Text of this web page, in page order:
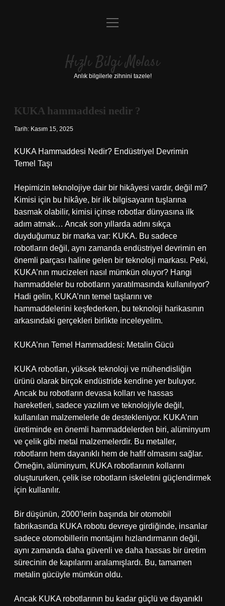
Anasayfa
Yasal Uyarı
menüyü
Hızlı Bilgi Molası
Anlık bilgilerle zihnini tazele!
KUKA hammaddesi nedir ?
Tarih: Kasım 15, 2025
KUKA Hammaddesi Nedir? Endüstriyel Devrimin
Temel Taşı
Hepimizin teknolojiye dair bir hikâyesi vardır, değil mi?
Kimisi için bu hikâye, bir ilk bilgisayarın tuşlarına
basmak olabilir, kimisi içinse robotlar dünyasına ilk
adım atmak… Ancak son yıllarda adını sıkça
duyduğumuz bir marka var: KUKA. Bu sadece
robotların değil, aynı zamanda endüstriyel devrimin en
önemli parçası haline gelen bir teknoloji markası. Peki,
KUKA’nın mucizeleri nasıl mümkün oluyor? Hangi
hammaddeler bu robotların yaratılmasında kullanılıyor?
Hadi gelin, KUKA’nın temel taşlarını ve
hammaddelerini keşfederken, bu teknoloji harikasının
arkasındaki gerçekleri birlikte inceleyelim.
KUKA’nın Temel Hammaddesi: Metalin Gücü
KUKA robotları, yüksek teknoloji ve mühendisliğin
ürünü olarak birçok endüstride kendine yer buluyor.
Ancak bu robotların devasa kolları ve hassas
hareketleri, sadece yazılım ve teknolojiyle değil,
kullanılan malzemelerle de destekleniyor. KUKA’nın
üretiminde en önemli hammaddelerden biri, alüminyum
ve çelik gibi metal malzemelerdir. Bu metaller,
robotların hem dayanıklı hem de hafif olmasını sağlar.
Örneğin, alüminyum, KUKA robotlarının kollarını
oluştururken, çelik ise robotların iskeletini güçlendirmek
için kullanılır.
Bir düşünün, 2000’lerin başında bir otomobil
fabrikasında KUKA robotu devreye girdiğinde, insanlar
sadece otomobillerin montajını hızlandırmanın değil,
aynı zamanda daha güvenli ve daha hassas bir üretim
sürecinin de kapılarını aralamışlardı. Bu, tamamen
metalin gücüyle mümkün oldu.
Ancak KUKA robotlarının bu kadar güçlü ve dayanıklı